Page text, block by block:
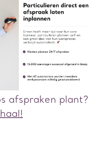
afspraken plant?